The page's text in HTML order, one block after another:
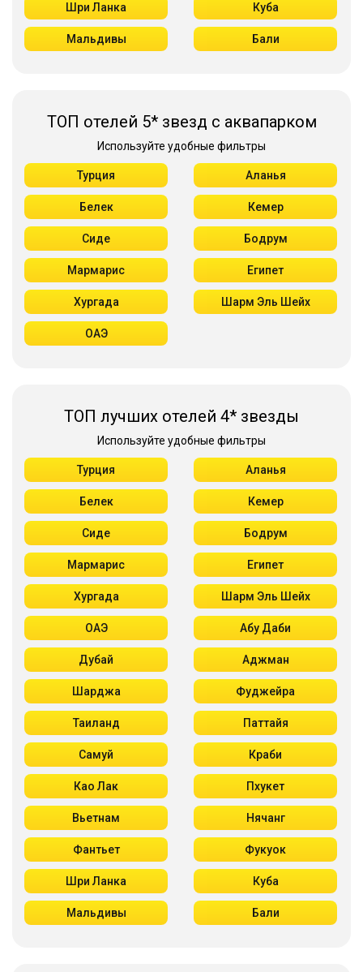
Шри Ланка Куба
Мальдивы Бали
ТОП отелей 5* звезд с аквапарком
Используйте удобные фильтры
Турция Аланья
Белек Кемер
Сиде Бодрум
Мармарис Египет
Хургада Шарм Эль Шейх
ОАЭ
ТОП лучших отелей 4* звезды
Используйте удобные фильтры
Турция Аланья
Белек Кемер
Сиде Бодрум
Мармарис Египет
Хургада Шарм Эль Шейх
ОАЭ Абу Даби
Дубай Аджман
Шарджа Фуджейра
Таиланд Паттайя
Самуй Краби
Као Лак Пхукет
Вьетнам Нячанг
Фантьет Фукуок
Шри Ланка Куба
Мальдивы Бали